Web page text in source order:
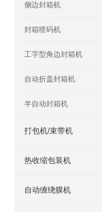
侧边封箱机
封箱喷码机
工字型角边封箱机
自动折盖封箱机
半自动封箱机
打包机/束带机
热收缩包装机
自动缠绕膜机